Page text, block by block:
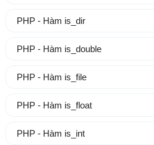
PHP - Hàm is_dir
PHP - Hàm is_double
PHP - Hàm is_file
PHP - Hàm is_float
PHP - Hàm is_int